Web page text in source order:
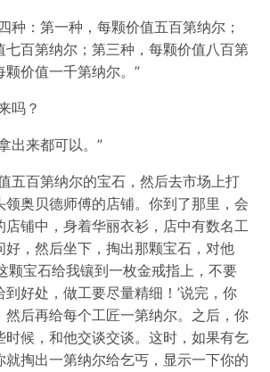
种：第一种，每颗价值五百第纳尔；
七百第纳尔；第三种，每颗价值八百第
价值一千第纳尔。”
吗？
出来都可以。”
五百第纳尔的宝石，然后去市场上打
领奥贝德师傅的店铺。你到了那里，会
店铺中，身着华丽衣衫，店中有数名工
好，然后坐下，掏出那颗宝石，对他
颗宝石给我镶到一枚金戒指上，不要
好处，做工要尽量精细！’说完，你
然后再给每个工匠一第纳尔。之后，你
时候，和他交谈交谈。这时，如果有乞
就掏出一第纳尔给乞丐，显示一下你的